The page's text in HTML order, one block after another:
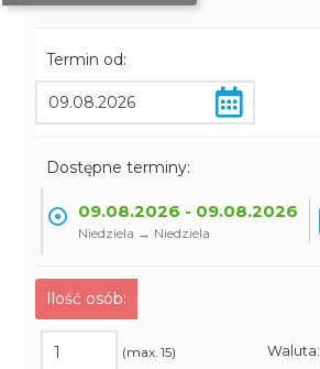
Termin od:
Dostępne terminy:
09.08.2026 - 09.08.2026
Niedziela → Niedziela
Ilość osób:
(max. 15) Waluta: